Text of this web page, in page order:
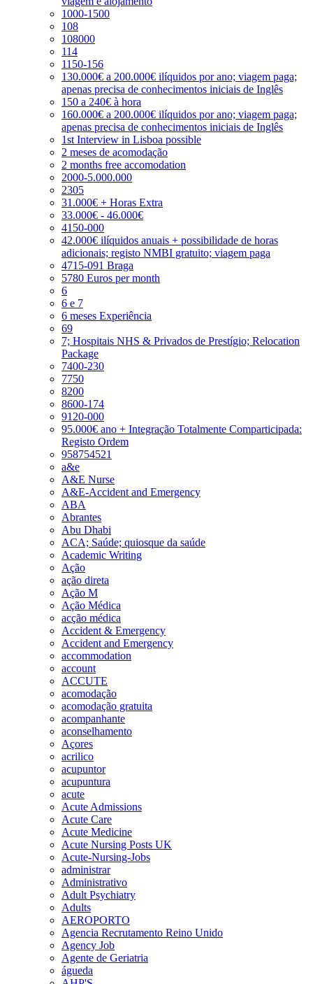
1000-1500
108
108000
114
1150-156
130.000€ a 200.000€ ilíquidos por ano; viagem paga;
apenas precisa de conhecimentos iniciais de Inglês
150 a 240€ à hora
160.000€ a 200.000€ ilíquidos por ano; viagem paga;
apenas precisa de conhecimentos iniciais de Inglês
1st Interview in Lisboa possible
2 meses de acomodação
2 months free accomodation
2000-5.000.000
2305
31.000€ + Horas Extra
33.000€ - 46.000€
4150-000
42.000€ ilíquidos anuais + possibilidade de horas
adicionais; registo NMBI gratuito; viagem paga
4715-091 Braga
5780 Euros per month
6
6 e 7
6 meses Experiência
69
7; Hospitais NHS & Privados de Prestígio; Relocation
Package
7400-230
7750
8200
8600-174
9120-000
95.000€ ano + Integração Totalmente Comparticipada:
Registo Ordem
958754521
a&e
A&E Nurse
A&E-Accident and Emergency
ABA
Abrantes
Abu Dhabi
ACA; Saúde; quiosque da saúde
Academic Writing
Ação
ação direta
Ação M
Ação Médica
acção médica
Accident & Emergency
Accident and Emergency
accommodation
account
ACCUTE
acomodação
acomodação gratuita
acompanhante
aconselhamento
Açores
acrilico
acupuntor
acupuntura
acute
Acute Admissions
Acute Care
Acute Medicine
Acute Nursing Posts UK
Acute-Nursing-Jobs
administrar
Administrativo
Adult Psychiatry
Adults
AEROPORTO
Agencia Recrutamento Reino Unido
Agency Job
Agente de Geriatria
águeda